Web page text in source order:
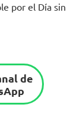
por el Día sin
de